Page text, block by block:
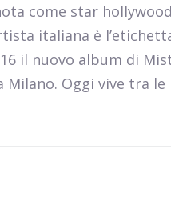
come star
italiana è
il nuovo album di
Oggi vive tra le